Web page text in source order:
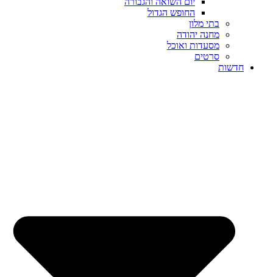
החופש הגדול
בתי מלון
מחנה יהודה
מסעדות ואוכל
סרטים
חדשות